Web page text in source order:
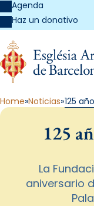
Agenda
Haz un donativo
Home Noticias 125
125
La
aniversario